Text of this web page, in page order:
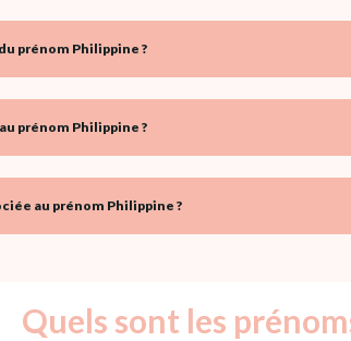
prénom Philippine ?
prénom Philippine ?
au prénom Philippine ?
Quels sont les